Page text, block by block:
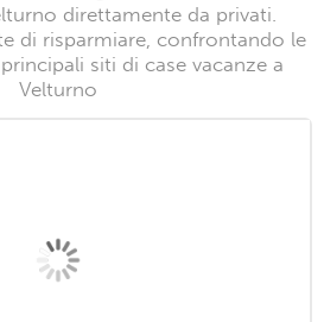
direttamente da privati.
di risparmiare, confrontando le
siti di case vacanze a
Velturno